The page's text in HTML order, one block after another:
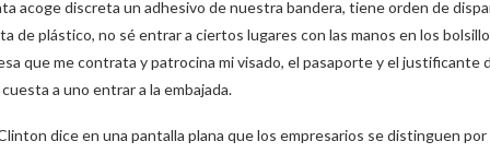
acoge discreta un adhesivo de nuestra bandera, tiene orden de
de plástico, no sé entrar a ciertos lugares con las manos en los
que me contrata y patrocina mi visado, el pasaporte y el justificante
a uno entrar a la embajada.
dice en una pantalla plana que los empresarios se distinguen